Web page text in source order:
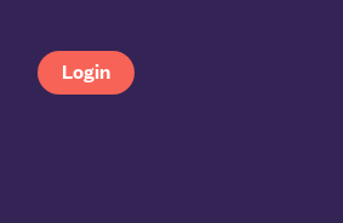
Login